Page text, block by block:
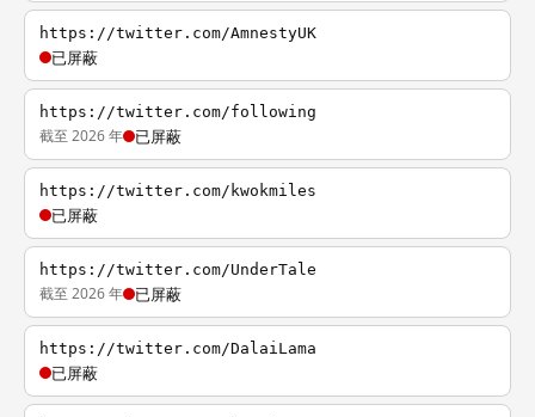
https://twitter.com/AmnestyUK
已屏蔽
https://twitter.com/following
截至 2026 年 已屏蔽
https://twitter.com/kwokmiles
已屏蔽
https://twitter.com/UnderTale
截至 2026 年 已屏蔽
https://twitter.com/DalaiLama
已屏蔽